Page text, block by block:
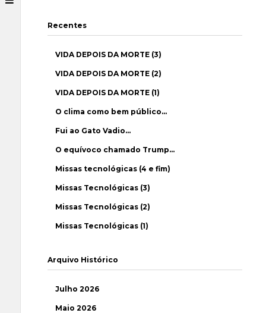
Recentes
VIDA DEPOIS DA MORTE (3)
VIDA DEPOIS DA MORTE (2)
VIDA DEPOIS DA MORTE (1)
O clima como bem público…
Fui ao Gato Vadio…
O equívoco chamado Trump…
Missas tecnológicas (4 e fim)
Missas Tecnológicas (3)
Missas Tecnológicas (2)
Missas Tecnológicas (1)
Arquivo Histórico
Julho 2026
Maio 2026